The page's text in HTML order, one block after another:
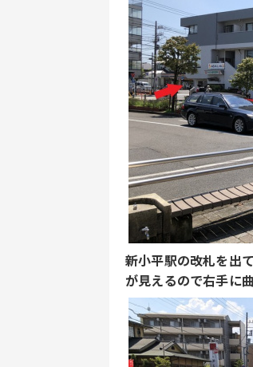
新小平駅の改札を出
が見えるので右手に